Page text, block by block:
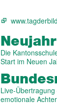
Die
Start im Neuen
Live-
emotionale